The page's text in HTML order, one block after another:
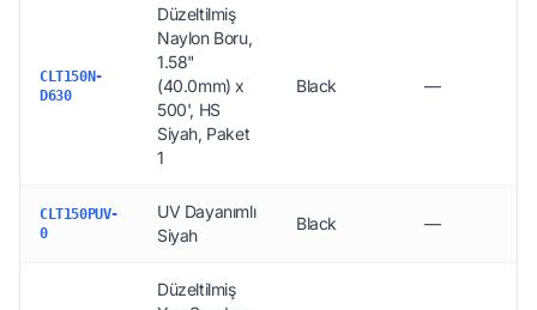
CLT150N-
D630
Düzeltilmiş
Naylon Boru,
1.58"
(40.0mm) x
500', HS
Siyah, Paket
1
Black —
CLT150PUV-
0
UV Dayanımlı
Siyah
Black —
Düzeltilmiş